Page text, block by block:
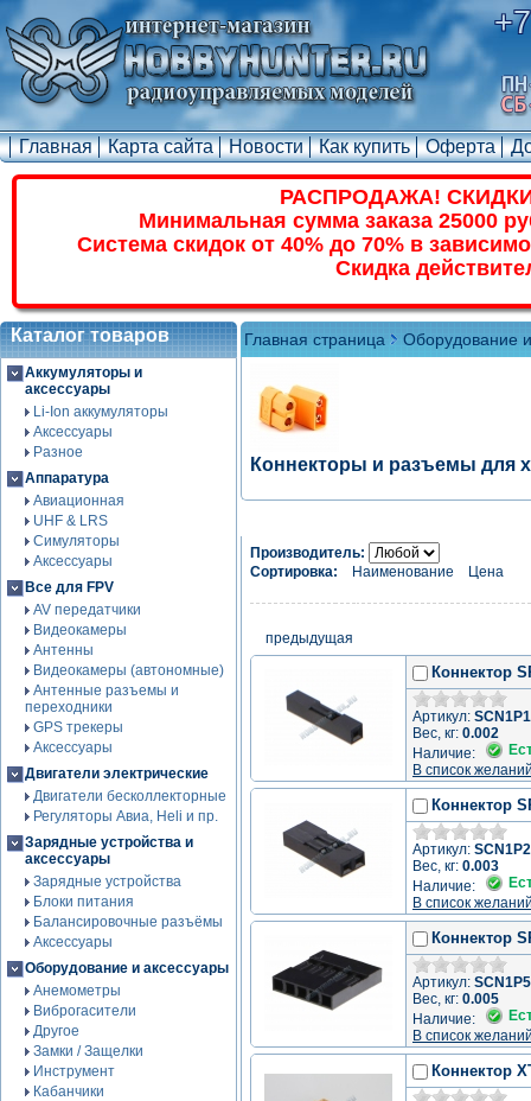
Главная Карта сайта Новости Как купить Оферта
РАСПРОДАЖА!
Минимальная сумма заказа 25000
Система скидок от 40% до 70% в
Скидка
Каталог товаров
Аккумуляторы и
аксессуары
Li-Ion аккумуляторы
Аксессуары
Разное
Аппаратура
Авиационная
UHF & LRS
Симуляторы
Аксессуары
Все для FPV
AV передатчики
Видеокамеры
Антенны
Видеокамеры (автономные)
Антенные разъемы и
переходники
GPS трекеры
Аксессуары
Двигатели электрические
Двигатели бесколлекторные
Регуляторы Авиа, Heli и пр.
Зарядные устройства и
аксессуары
Зарядные устройства
Блоки питания
Балансировочные разъёмы
Аксессуары
Оборудование и аксессуары
Анемометры
Виброгасители
Другое
Замки / Защелки
Инструмент
Кабанчики
Главная страница Оборудование
Коннекторы и разъемы для
Производитель:
Сортировка:
Наименование Цена
предыдущая
Коннектор
Артикул: SCN1P1
Вес, кг: 0.002
Наличие:
В список
Коннектор
Артикул: SCN1P2
Вес, кг: 0.003
Наличие:
В список
Коннектор
Артикул: SCN1P5
Вес, кг: 0.005
Наличие:
В список
Коннектор